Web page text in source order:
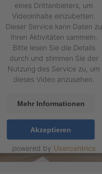
eines Drittanbieters, um
Videoinhalte einzubetten.
Dieser Service kann Daten zu
Ihren Aktivitäten sammeln.
Bitte lesen Sie die Details
durch und stimmen Sie der
Nutzung des Service zu, um
dieses Video anzusehen.
Mehr Informationen
Akzeptieren
powered by Usercentrics
Consent Management